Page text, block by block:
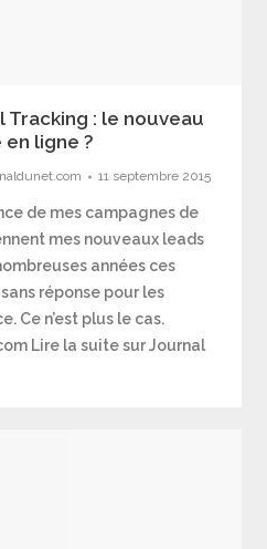
Tracking : le nouveau
ligne ?
11 septembre 2015
de mes campagnes de
mes nouveaux leads
années ces
réponse pour les
Ce n’est plus le cas.
Lire la suite sur Journal